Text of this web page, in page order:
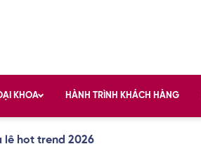
KHOA HÀNH TRÌNH KHÁCH HÀNG
lê hot trend 2026